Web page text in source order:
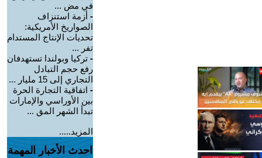
في مض ...
- أزمة استنزاف
الصواريخ الأمريكية:
تحديات الإنتاج المستدام
تفر ...
- تركيا وبولندا تستهدفان
رفع حجم التبادل
التجاري إلى 15 مليار ...
- اتفاقية التجارة الحرة
بين الأوراسي والإمارات
تبدأ الشهر المق ...
المزيد.....
احدث الأخبار المهمة